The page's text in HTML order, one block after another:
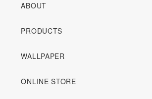
ABOUT
PRODUCTS
WALLPAPER
ONLINE STORE